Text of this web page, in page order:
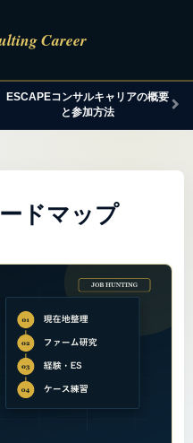
ESCAPEコンサルキャリアの概要
と参加方法
ドマップ